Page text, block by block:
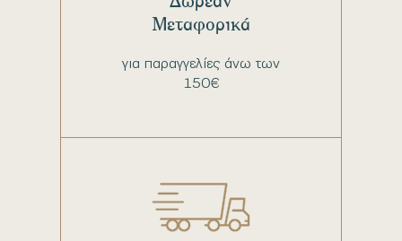
για παραγγελίες άνω των
150€
Μεταφορικά